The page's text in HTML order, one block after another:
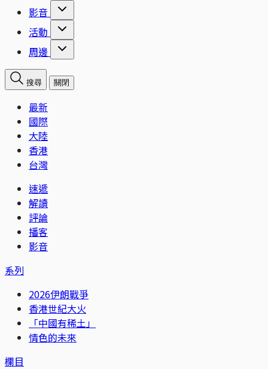
影音
活動
周邊
搜尋 關閉
最新
國際
大陸
香港
台灣
速遞
解讀
評論
播客
影音
系列
2026伊朗戰爭
香港世紀大火
「中國有稀土」
情色的未來
欄目